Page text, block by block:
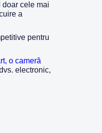
cele mai
a
pentru
o cameră
electronic,